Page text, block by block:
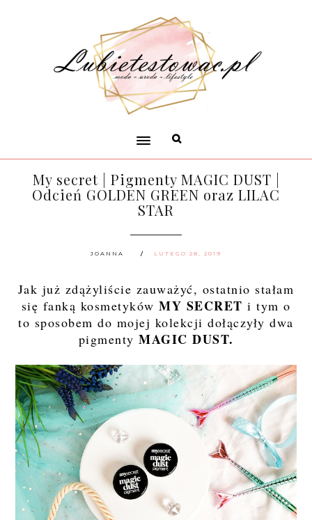
My secret | Pigmenty MAGIC DUST |
Odcień GOLDEN GREEN oraz LILAC
STAR
JOANNA LUTEGO 28, 2019
Jak już zdążyliście zauważyć, ostatnio stałam
się fanką kosmetyków MY SECRET i tym o
to sposobem do mojej kolekcji dołączyły dwa
pigmenty MAGIC DUST.